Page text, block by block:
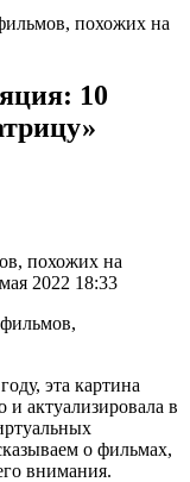
похожих на
10
похожих на
2022 18:33
эта картина
актуализировала в
о фильмах,
внимания.